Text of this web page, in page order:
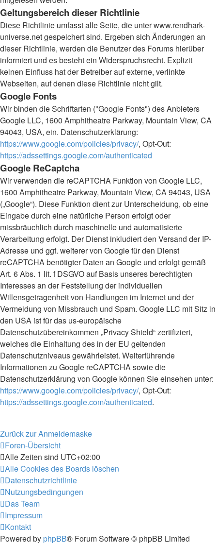
Geltungsbereich dieser Richtlinie
Diese Richtlinie umfasst alle Seite, die unter www.rendhark-
universe.net gespeichert sind. Ergeben sich Änderungen an
dieser Richtlinie, werden die Benutzer des Forums hierüber
informiert und es besteht ein Widerspruchsrecht. Explizit
keinen Einfluss hat der Betreiber auf externe, verlinkte
Webseiten, auf denen diese Richtlinie nicht gilt.
Google Fonts
Wir binden die Schriftarten ("Google Fonts") des Anbieters
Google LLC, 1600 Amphitheatre Parkway, Mountain View, CA
94043, USA, ein. Datenschutzerklärung:
https://www.google.com/policies/privacy/, Opt-Out:
https://adssettings.google.com/authenticated
Google ReCaptcha
Wir verwenden die reCAPTCHA Funktion von Google LLC,
1600 Amphitheatre Parkway, Mountain View, CA 94043, USA
(„Google“). Diese Funktion dient zur Unterscheidung, ob eine
Eingabe durch eine natürliche Person erfolgt oder
missbräuchlich durch maschinelle und automatisierte
Verarbeitung erfolgt. Der Dienst inkludiert den Versand der IP-
Adresse und ggf. weiterer von Google für den Dienst
reCAPTCHA benötigter Daten an Google und erfolgt gemäß
Art. 6 Abs. 1 lit. f DSGVO auf Basis unseres berechtigten
Interesses an der Feststellung der individuellen
Willensgetragenheit von Handlungen im Internet und der
Vermeidung von Missbrauch und Spam. Google LLC mit Sitz in
den USA ist für das us-europäische
Datenschutzübereinkommen „Privacy Shield“ zertifiziert,
welches die Einhaltung des in der EU geltenden
Datenschutzniveaus gewährleistet. Weiterführende
Informationen zu Google reCAPTCHA sowie die
Datenschutzerklärung von Google können Sie einsehen unter:
https://www.google.com/policies/privacy/, Opt-Out:
https://adssettings.google.com/authenticated.
Zurück zur Anmeldemaske
Foren-Übersicht
Alle Zeiten sind UTC+02:00
Alle Cookies des Boards löschen
Datenschutzrichtlinie
Nutzungsbedingungen
Das Team
Impressum
Kontakt
Powered by phpBB® Forum Software © phpBB Limited